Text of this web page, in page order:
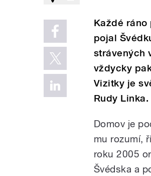
Každé ráno
pojal
strávených
vždycky
Vizitky je
Rudy Linka.
Domov je
mu rozumí,
roku 2005
Švédska a